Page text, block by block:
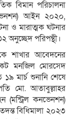
বিমান পরিচালনা
আইন ২০২০,
ও মারাত্মক ঘটনার
অনুচ্ছেদ পরিপন্থী।
শাখার আবেদনের
মনজিল মোরসেদ
মার্চ শুনানি শেষে
মো. আতাবুল্লাহর
(মন্ট্রিল কনভেনশন)
বিধিমালা ২০২৩